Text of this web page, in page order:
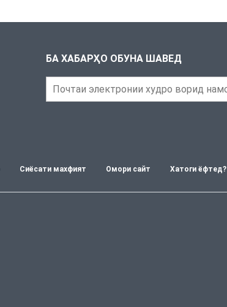
БА ХАБАРҲО ОБУНА ШАВЕД
Сиёсати махфият Омори сайт Хатоги ёфтед?